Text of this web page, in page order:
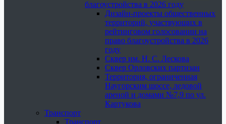
благоустройства в 2026 году
Дизайн-проекты общественных
территорий, участвующих в
рейтинговом голосовании на
право благоустройства в 2026
году
Сквер им. Н. С. Лескова
Сквер Орловских партизан
Территория, ограниченная
Наугорским шоссе, ледовой
ареной и домами №7,9 по ул.
Картукова
Транспорт
Транспорт